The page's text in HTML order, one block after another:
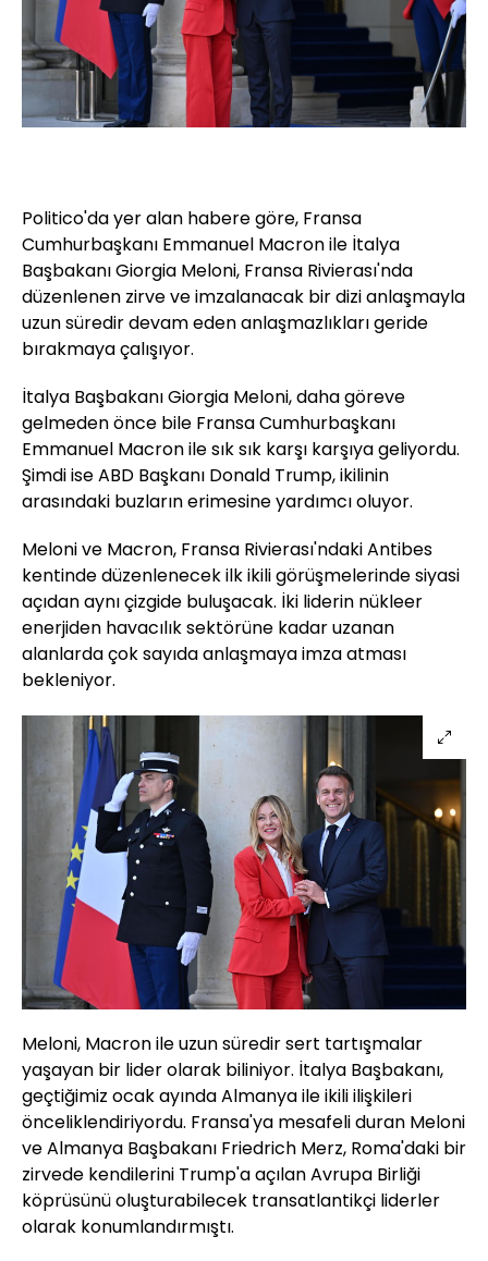
Politico'da yer alan habere göre, Fransa
Cumhurbaşkanı Emmanuel Macron ile İtalya
Başbakanı Giorgia Meloni, Fransa Rivierası'nda
düzenlenen zirve ve imzalanacak bir dizi anlaşmayla
uzun süredir devam eden anlaşmazlıkları geride
bırakmaya çalışıyor.
İtalya Başbakanı Giorgia Meloni, daha göreve
gelmeden önce bile Fransa Cumhurbaşkanı
Emmanuel Macron ile sık sık karşı karşıya geliyordu.
Şimdi ise ABD Başkanı Donald Trump, ikilinin
arasındaki buzların erimesine yardımcı oluyor.
Meloni ve Macron, Fransa Rivierası'ndaki Antibes
kentinde düzenlenecek ilk ikili görüşmelerinde siyasi
açıdan aynı çizgide buluşacak. İki liderin nükleer
enerjiden havacılık sektörüne kadar uzanan
alanlarda çok sayıda anlaşmaya imza atması
bekleniyor.
Meloni, Macron ile uzun süredir sert tartışmalar
yaşayan bir lider olarak biliniyor. İtalya Başbakanı,
geçtiğimiz ocak ayında Almanya ile ikili ilişkileri
önceliklendiriyordu. Fransa'ya mesafeli duran Meloni
ve Almanya Başbakanı Friedrich Merz, Roma'daki bir
zirvede kendilerini Trump'a açılan Avrupa Birliği
köprüsünü oluşturabilecek transatlantikçi liderler
olarak konumlandırmıştı.